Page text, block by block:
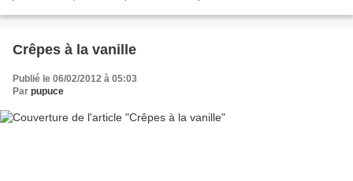
Crêpes à la vanille
Publié le 06/02/2012 à 05:03
Par pupuce